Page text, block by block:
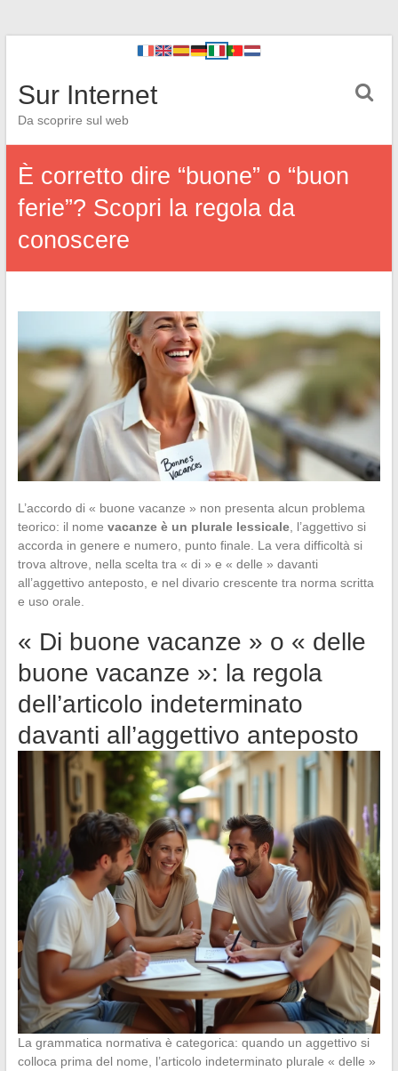
Sur Internet
Da scoprire sul web
È corretto dire “buone” o “buon
ferie”? Scopri la regola da
conoscere
L’accordo di « buone vacanze » non presenta alcun problema
teorico: il nome vacanze è un plurale lessicale, l’aggettivo si
accorda in genere e numero, punto finale. La vera difficoltà si
trova altrove, nella scelta tra « di » e « delle » davanti
all’aggettivo anteposto, e nel divario crescente tra norma scritta
e uso orale.
« Di buone vacanze » o « delle
buone vacanze »: la regola
dell’articolo indeterminato
davanti all’aggettivo anteposto
La grammatica normativa è categorica: quando un aggettivo si
colloca prima del nome, l’articolo indeterminato plurale « delle »